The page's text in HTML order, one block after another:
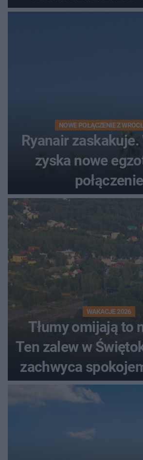
nowej
NOWE POŁĄCZENIE Z
Ryanair zaskakuje.
zyska nowe
połączenie
WAKACJE 2026
Tłumy omijają to
Ten zalew w
zachwyca
wodą